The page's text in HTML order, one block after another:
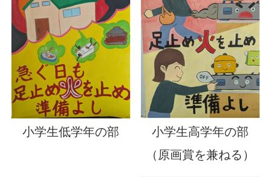
小学生低学年の部
小学生高学年の部
（原画賞を兼ねる）